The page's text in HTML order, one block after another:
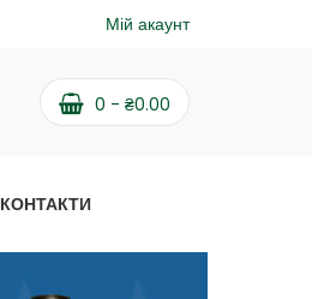
Мій акаунт
0 - ₴0.00
КОНТАКТИ